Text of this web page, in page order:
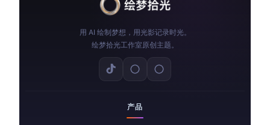
用 AI 绘制梦想，用光影记录时光。
绘梦拾光工作室原创主题。
产品